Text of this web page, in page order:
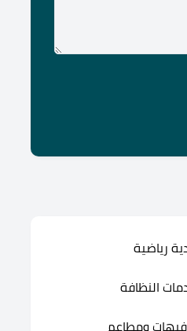
رياضية
النظافة
ومطاعم